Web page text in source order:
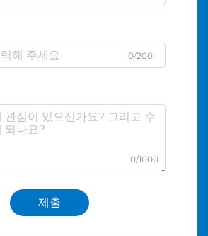
0/200
0/1000
제출